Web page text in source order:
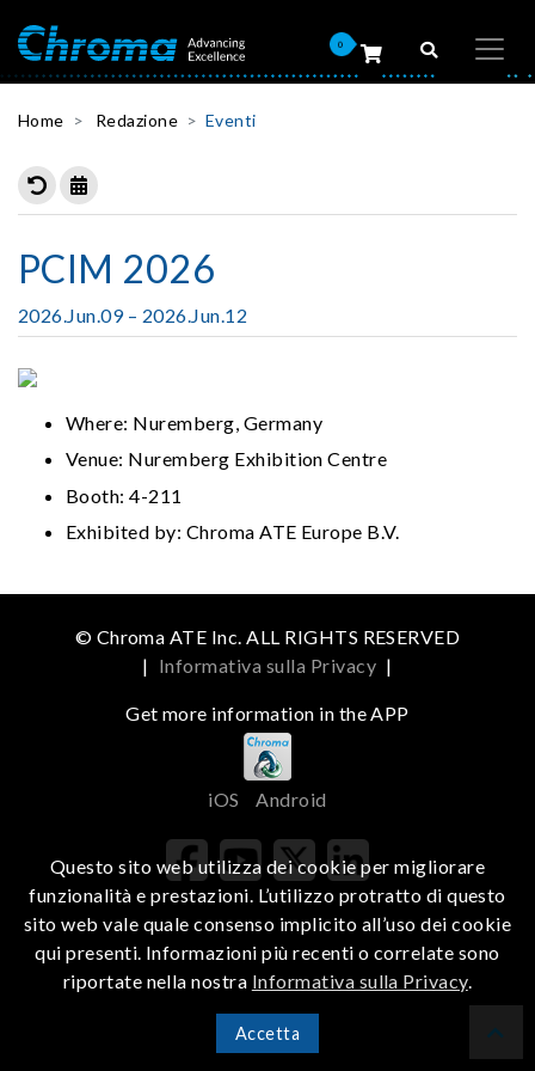
0
Home Redazione Eventi
PCIM 2026
2026.Jun.09 – 2026.Jun.12
Where: Nuremberg, Germany
Venue: Nuremberg Exhibition Centre
Booth: 4-211
Exhibited by: Chroma ATE Europe B.V.
© Chroma ATE Inc. ALL RIGHTS RESERVED
| Informativa sulla Privacy |
Get more information in the APP
iOS Android
Questo sito web utilizza dei cookie per migliorare
funzionalità e prestazioni. L’utilizzo protratto di questo
sito web vale quale consenso implicito all’uso dei cookie
qui presenti. Informazioni più recenti o correlate sono
riportate nella nostra Informativa sulla Privacy.
Accetta